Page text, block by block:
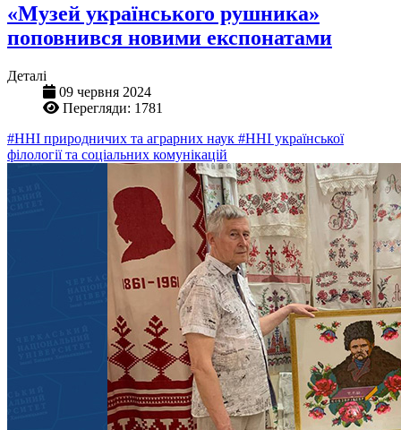
«Музей українського рушника»
поповнився новими експонатами
Деталі
09 червня 2024
Перегляди: 1781
#ННІ природничих та аграрних наук #ННІ української
філології та соціальних комунікацій